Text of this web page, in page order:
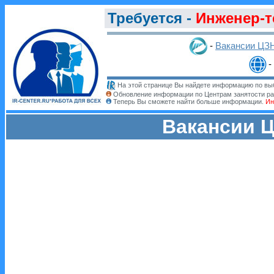
Требуется - Инженер-
- Вакансии
-
На этой странице Вы найдете информацию по
Обновление информации по Центрам занятости
Теперь Вы сможете найти больше информации.
Вакансии